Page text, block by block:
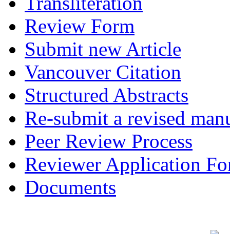
Review Form
Submit new Article
Vancouver Citation
Structured Abstracts
Re-submit a revised
Peer Review Process
Reviewer Application
Documents